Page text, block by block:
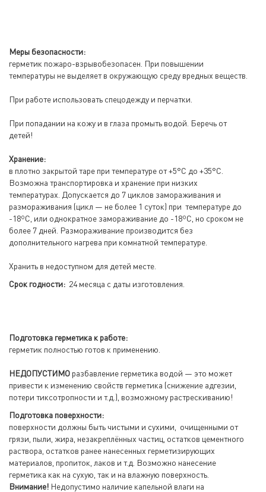
Меры безопасности:
герметик пожаро-взрывобезопасен. При повышении
температуры не выделяет в окружающую среду вредных веществ.
При работе использовать спецодежду и перчатки.
При попадании на кожу и в глаза промыть водой. Беречь от
детей!
Хранение:
в плотно закрытой таре при температуре от +5°С до +35°С.
Возможна транспортировка и хранение при низких
температурах. Допускается до 7 циклов замораживания и
размораживания (цикл — не более 1 суток) при температуре до
-18ºС, или однократное замораживание до -18ºС, но сроком не
более 7 дней. Размораживание производится без
дополнительного нагрева при комнатной температуре.
Хранить в недоступном для детей месте.
Срок годности: 24 месяца с даты изготовления.
Подготовка герметика к работе:
герметик полностью готов к применению.
НЕДОПУСТИМО разбавление герметика водой — это может
привести к изменению свойств герметика (снижение адгезии,
потери тиксотропности и т.д.), возможному растрескиванию!
Подготовка поверхности:
поверхности должны быть чистыми и сухими, очищенными от
грязи, пыли, жира, незакреплённых частиц, остатков цементного
раствора, остатков ранее нанесенных герметизирующих
материалов, пропиток, лаков и т.д. Возможно нанесение
герметика как на сухую, так и на влажную поверхность.
Внимание! Недопустимо наличие капельной влаги на